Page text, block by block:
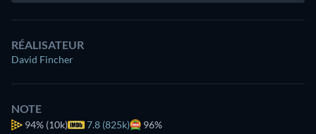
RÉALISATEUR
David Fincher
NOTE
94% (10k) 7.8 (825k) 96%